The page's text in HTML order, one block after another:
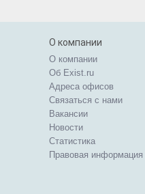
О компании
О компании
Об Exist.ru
Адреса офисов
Связаться с нами
Вакансии
Новости
Статистика
Правовая информация